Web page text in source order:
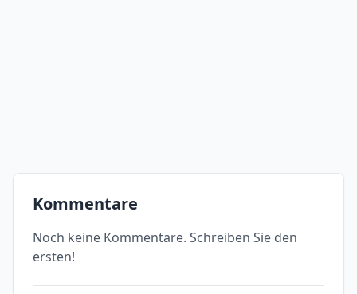
Kommentare
Noch keine Kommentare. Schreiben Sie den
ersten!